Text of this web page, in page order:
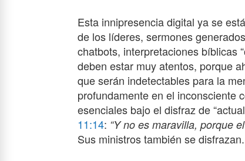
Esta innipresencia digital ya se
de los líderes, sermones
chatbots, interpretaciones bíblicas
deben estar muy atentos, porque
que serán indetectables para la
profundamente en el inconsciente
esenciales bajo el disfraz de
11:14: “Y no es maravilla, porque
Sus ministros también se disfrazan.